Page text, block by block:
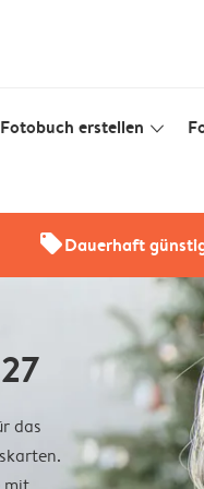
Fotobuch erstellen slim_arrow_down
offersDauerhaft
das